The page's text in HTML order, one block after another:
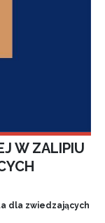
W ZALIPIU
dla zwiedzających